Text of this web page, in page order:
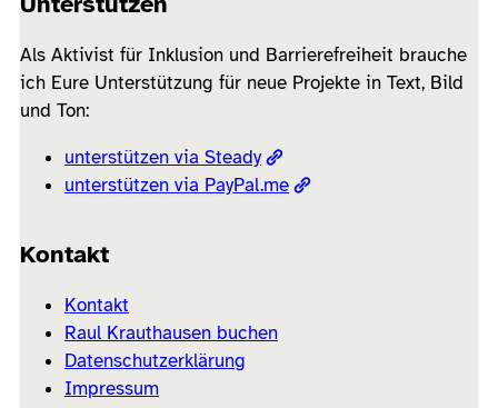
Als Aktivist für Inklusion und Barrierefreiheit brauche
ich Eure Unterstützung für neue Projekte in Text, Bild
und Ton:
unterstützen via Steady
unterstützen via PayPal.me
Kontakt
Kontakt
Raul Krauthausen buchen
Datenschutzerklärung
Impressum